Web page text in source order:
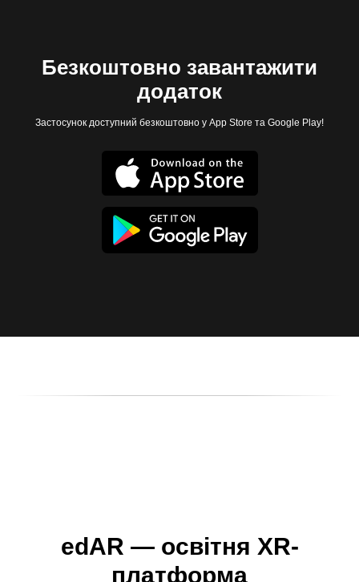
Безкоштовно завантажити
додаток
Застосунок доступний безкоштовно у App Store та Google Play!
edAR — освітня XR-
платформа